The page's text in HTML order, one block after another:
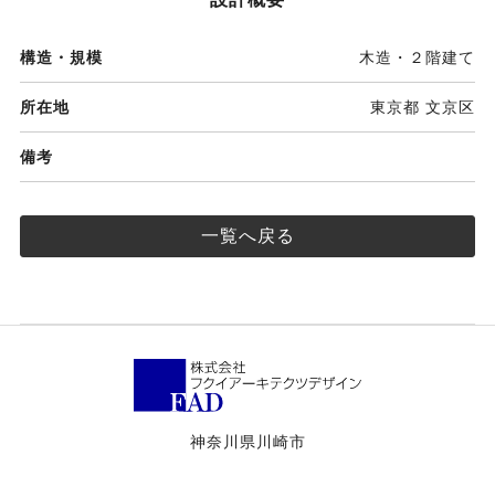
構造・規模 木造・２階建て
所在地 東京都 文京区
備考
一覧へ戻る
神奈川県川崎市